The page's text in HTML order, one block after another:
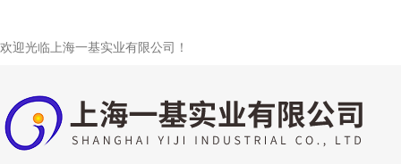
欢迎光临上海一基实业有限公司！